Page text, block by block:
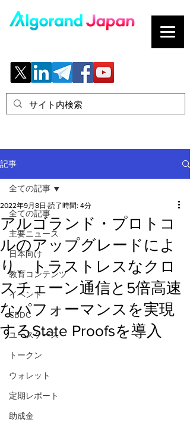
記事
全ての記事
主要ニュース
日本向け
教育コンテンツ
イベント
CBDC
ユースケース
トークン
ウォレット
定期レポート
助成金
全ての記事
アルゴランド・プロトコ
ルのアップグレードによ
り、トラストレスなクロ
スチェーン通信と5倍高速
なパフォーマンスを実現
するState Proofsを導入
2022年9月8日 読了時間: 4分